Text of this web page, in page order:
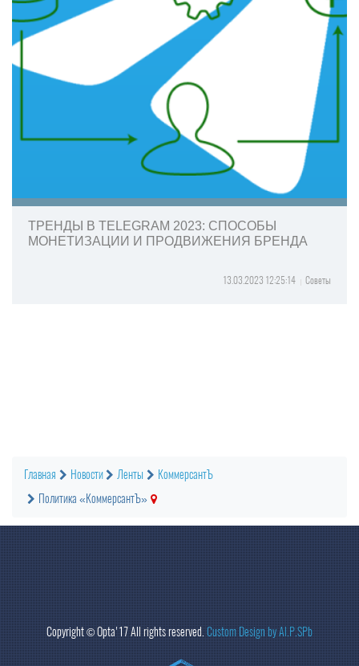
ТРЕНДЫ В TELEGRAM 2023: СПОСОБЫ
МОНЕТИЗАЦИИ И ПРОДВИЖЕНИЯ БРЕНДА
13.03.2023 12:25:14 Советы
Главная Новости Ленты
КоммерсантЪ
Политика «КоммерсантЪ»
Copyright ©Opta'17 All rights reserved.Custom Design by Al.P.SPb